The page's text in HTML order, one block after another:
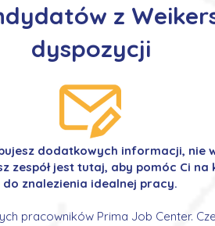
z
dyspozycji
dodatkowych informacji, nie
zespół jest tutaj, aby pomóc Ci
do znalezienia idealnej pracy.
pracowników Prima Job Center.